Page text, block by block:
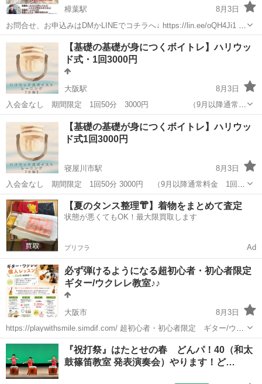
樟葉駅
8月3日
お問合せ、お申込みはDMかLINEでコチラへ↓ https://lin.ee/oQH4Ji1 樟
葉でウクレレのグループレッスン新規開講⭐︎ ３ヶ月毎に課題曲を更新⭐︎
半年に一度、発表会も開催中⭐︎ 体験料¥1,000 ...
大阪 枚方市 樟葉駅 ウクレレ
ウクレレグループレッスン
【基礎の基礎が身につくボイトレ】ハリウッ
ド式・1回3000円
大阪駅
8月3日
入会金なし 期間限定 1回50分 3000円 （9月以降通常料
金 1回5000円） ※PayPay、もしくは振込 24h前までのキ
ャンセルは振替対応します 但しスタジオ代が発生する場合は...
大阪 大阪市 大阪駅 ボーカル ボイストレーニング
【基礎の基礎が身につくボイトレ】ハリウッ
ド式1回3000円
寝屋川市駅
8月3日
入会金なし 期間限定 1回50分 3000円 （9月以降通常料金 1回
5000円） ※PayPay、もしくは振込 24h前までのキャンセル
は振替対応します 但しス...
大阪 寝屋川市 寝屋川市駅 ボーカル ボイトレ
【夏のタンス整理👘】着物をまとめて査定
状態が悪くてもOK！最大限買取します
プリフラ Ad
必ず弾けるようになる超初心者・初心者限定
ギター/ウクレレ教室♪♪
大阪市
8月3日
https://playwithsmile.simdif.com/ 超初心者・初心者限定 ギター/ウク
レレ教室“Smile” 初心者による初心者の為のギター／ウクレレ教
室！？ 楽器を初めて触った方でも数回の受...
大阪 大阪市 ウクレレ 初心者
『祝打祭』はたとせの春 どんパ！40（和太
鼓篠笛教室 発表演奏会）やります！ど…